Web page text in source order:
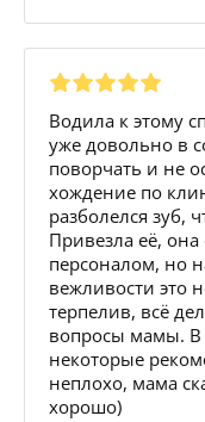
Водила к этому
уже довольно в
поворчать и не
хождение по
разболелся зуб,
Привезла её,
персоналом, но
вежливости это
терпелив, всё
вопросы мамы. В
некоторые
неплохо, мама
хорошо)